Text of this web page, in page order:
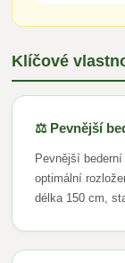
Klíčové
⚖️ Pevnější
Pevnější
optimální
délka 150 cm,